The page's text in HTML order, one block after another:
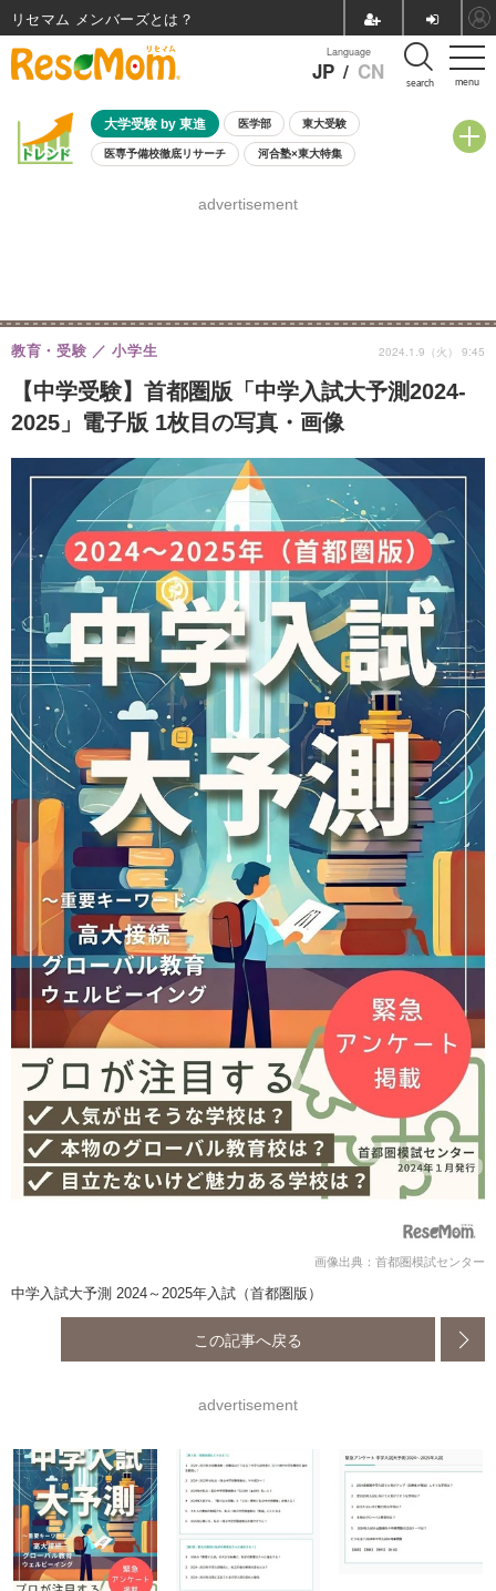
menu
Language
JP / CN search
大学受験 by 東進 医学部 東大受験
医専予備校徹底リサーチ 河合塾×東大特集
8月開催学校説明会・相談会
advertisement
【中学受験】首都圏版「中学入試大予測2024-
2025」電子版 1枚目の写真・画像
教育・受験 小学生 2024.1.9（火） 9:45
画像出典：首都圏模試センター
中学入試大予測 2024～2025年入試（首都圏版）
この記事へ戻る
advertisement
リセマム メンバーズ